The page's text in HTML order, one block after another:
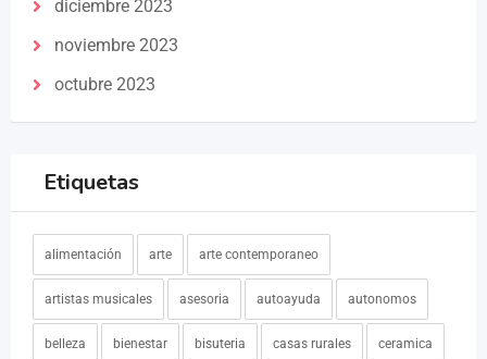
diciembre 2023
noviembre 2023
octubre 2023
Etiquetas
alimentación arte arte contemporaneo
artistas musicales asesoria autoayuda autonomos
belleza bienestar bisuteria casas rurales ceramica